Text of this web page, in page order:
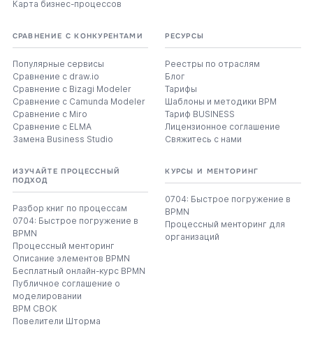
Карта бизнес-процессов
СРАВНЕНИЕ С КОНКУРЕНТАМИ
Популярные сервисы
Сравнение с draw.io
Сравнение с Bizagi Modeler
Сравнение с Camunda Modeler
Сравнение с Miro
Сравнение с ELMA
Замена Business Studio
РЕСУРСЫ
Реестры по отраслям
Блог
Тарифы
Шаблоны и методики BPM
Тариф BUSINESS
Лицензионное соглашение
Свяжитесь с нами
ИЗУЧАЙТЕ ПРОЦЕССНЫЙ
ПОДХОД
Разбор книг по процессам
0704: Быстрое погружение в
BPMN
Процессный менторинг
Описание элементов BPMN
Бесплатный онлайн-курс BPMN
Публичное соглашение о
моделировании
BPM CBOK
Повелители Шторма
КУРСЫ И МЕНТОРИНГ
0704: Быстрое погружение в
BPMN
Процессный менторинг для
организаций